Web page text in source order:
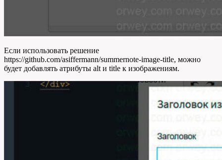
Если использовать решение
https://github.com/asiffermann/summernote-image-title, можно
будет добавлять атрибуты alt и title к изображениям.